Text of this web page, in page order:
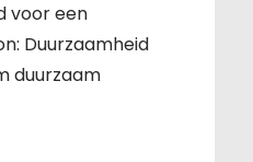
voor een
Duurzaamheid
duurzaam